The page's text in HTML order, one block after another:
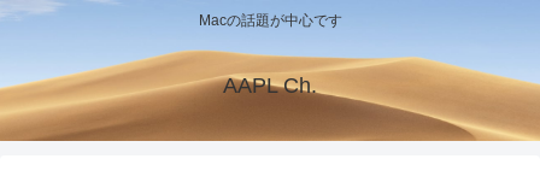
Macの話題が中心です
AAPL Ch.